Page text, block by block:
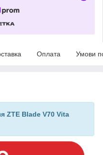
Оплата Умови
ZTE Blade V70 Vita